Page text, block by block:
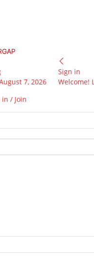
7, 2026
in / Join
Sign in
Welcome!